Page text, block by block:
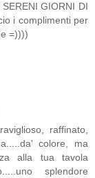
GIORNI DI
i complimenti per
=))))
raffinato,
colore, ma
alla tua tavola
splendore